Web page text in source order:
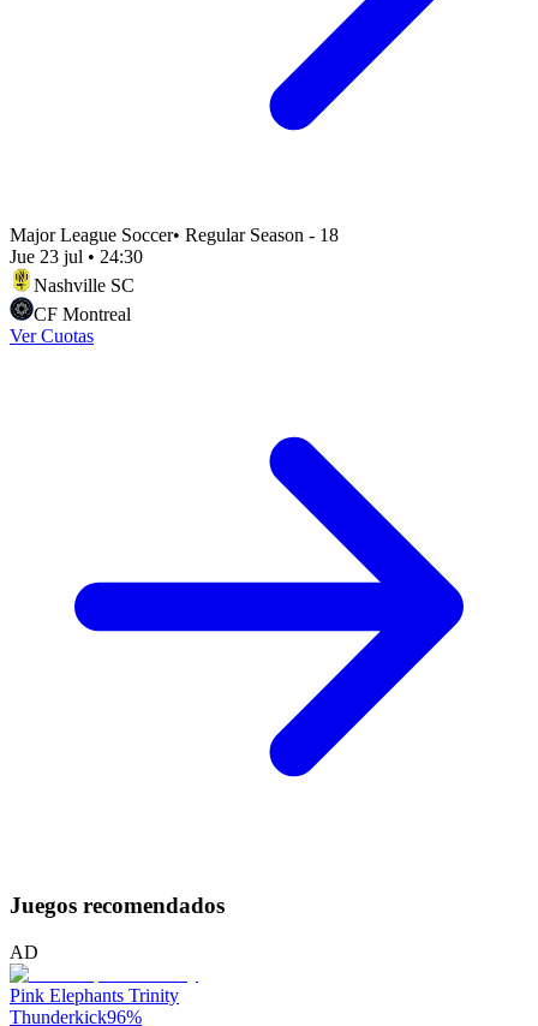
Major League Soccer• Regular Season - 18
Jue 23 jul • 24:30
Nashville SC
CF Montreal
Ver Cuotas
Juegos recomendados
AD
Pink Elephants Trinity
Thunderkick96%